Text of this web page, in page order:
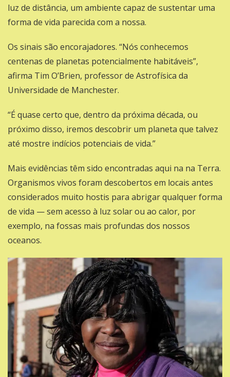
luz de distância, um ambiente capaz de sustentar uma
forma de vida parecida com a nossa.
Os sinais são encorajadores. “Nós conhecemos
centenas de planetas potencialmente habitáveis”,
afirma Tim O’Brien, professor de Astrofísica da
Universidade de Manchester.
“É quase certo que, dentro da próxima década, ou
próximo disso, iremos descobrir um planeta que talvez
até mostre indícios potenciais de vida.”
Mais evidências têm sido encontradas aqui na na Terra.
Organismos vivos foram descobertos em locais antes
considerados muito hostis para abrigar qualquer forma
de vida — sem acesso à luz solar ou ao calor, por
exemplo, na fossas mais profundas dos nossos
oceanos.